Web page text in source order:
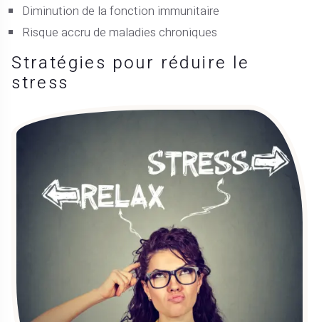
Diminution de la fonction immunitaire
Risque accru de maladies chroniques
Stratégies pour réduire le
stress